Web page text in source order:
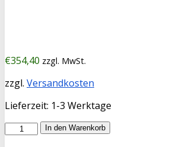
€354,40 zzgl. MwSt.
zzgl. Versandkosten
Lieferzeit: 1-3 Werktage
Füllsand
In den Warenkorb